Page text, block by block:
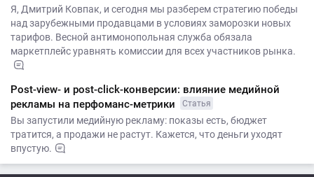
Я, Дмитрий Ковпак, и сегодня мы разберем стратегию победы
над зарубежными продавцами в условиях заморозки новых
тарифов. Весной антимонопольная служба обязала
маркетплейс уравнять комиссии для всех участников рынка.
Post-view- и post-click-конверсии: влияние медийной
рекламы на перфоманс-метрики
Статья
Вы запустили медийную рекламу: показы есть, бюджет
тратится, а продажи не растут. Кажется, что деньги уходят
впустую.